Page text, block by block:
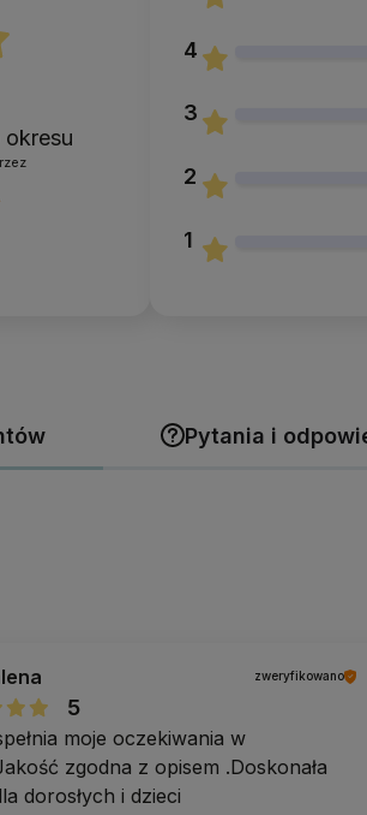
okresu
4
3
2
1
Pytania i
zweryfikowano
5
moje oczekiwania w
zgodna z opisem .Doskonała
dorosłych i dzieci